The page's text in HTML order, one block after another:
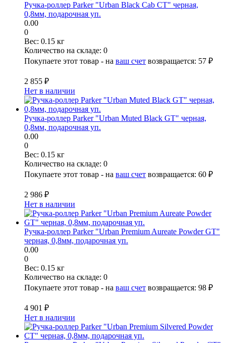
Ручка-роллер Parker "Urban Black Cab CT" черная,
0,8мм, подарочная уп.
0.00
0
Вес: 0.15 кг
Количество на складе: 0
Покупаете этот товар - на ваш счет возвращается: 57 ₽
2 855 ₽
Нет в наличии
Ручка-роллер Parker "Urban Muted Black GT" черная,
0,8мм, подарочная уп.
0.00
0
Вес: 0.15 кг
Количество на складе: 0
Покупаете этот товар - на ваш счет возвращается: 60 ₽
2 986 ₽
Нет в наличии
Ручка-роллер Parker "Urban Premium Aureate Powder GT"
черная, 0,8мм, подарочная уп.
0.00
0
Вес: 0.15 кг
Количество на складе: 0
Покупаете этот товар - на ваш счет возвращается: 98 ₽
4 901 ₽
Нет в наличии